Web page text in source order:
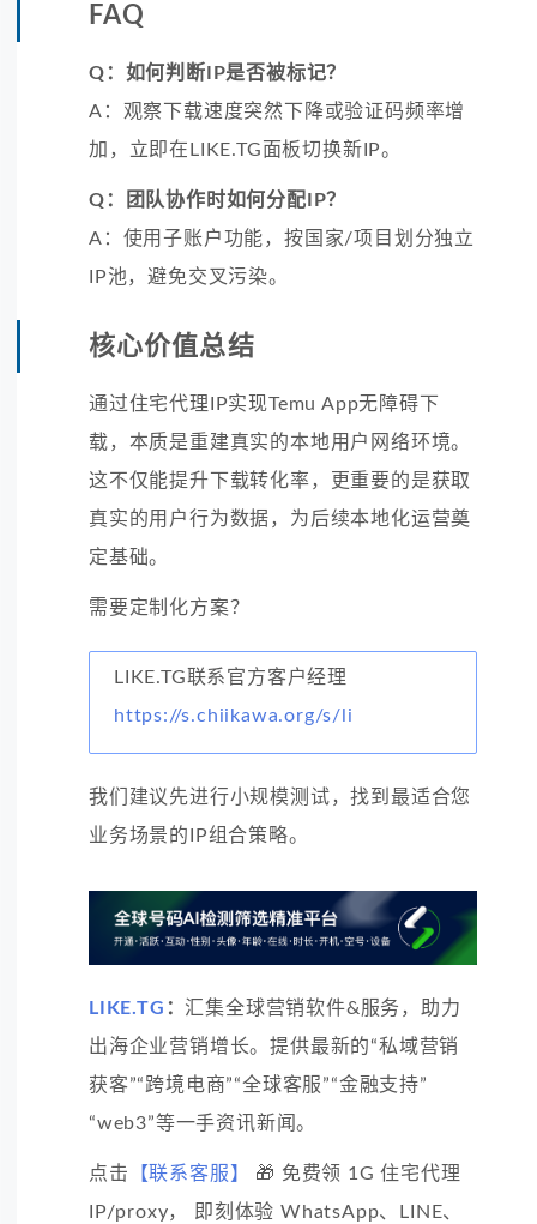
FAQ
Q：如何判断IP是否被标记？
A：观察下载速度突然下降或验证码频率增
加，立即在LIKE.TG面板切换新IP。
Q：团队协作时如何分配IP？
A：使用子账户功能，按国家/项目划分独立
IP池，避免交叉污染。
核心价值总结
通过住宅代理IP实现Temu App无障碍下
载，本质是重建真实的本地用户网络环境。
这不仅能提升下载转化率，更重要的是获取
真实的用户行为数据，为后续本地化运营奠
定基础。
需要定制化方案？
LIKE.TG联系官方客户经理
https://s.chiikawa.org/s/li
我们建议先进行小规模测试，找到最适合您
业务场景的IP组合策略。
LIKE.TG ： 汇集全球营销软件&服务，助力
出海企业营销增长。提供最新的“私域营销
获客”“跨境电商”“全球客服”“金融支持”
“web3”等一手资讯新闻。
点击 【联系客服】
🎁 免费领 1G 住宅代理
IP/proxy， 即刻体验 WhatsApp、LINE、